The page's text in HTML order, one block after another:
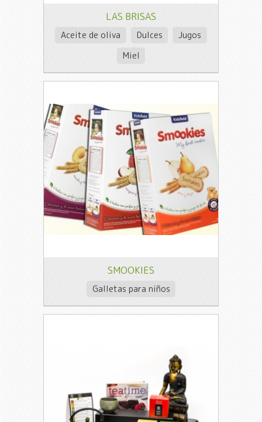
LAS BRISAS
Aceite de oliva Dulces
Jugos
Miel
SMOOKIES
Galletas para niños